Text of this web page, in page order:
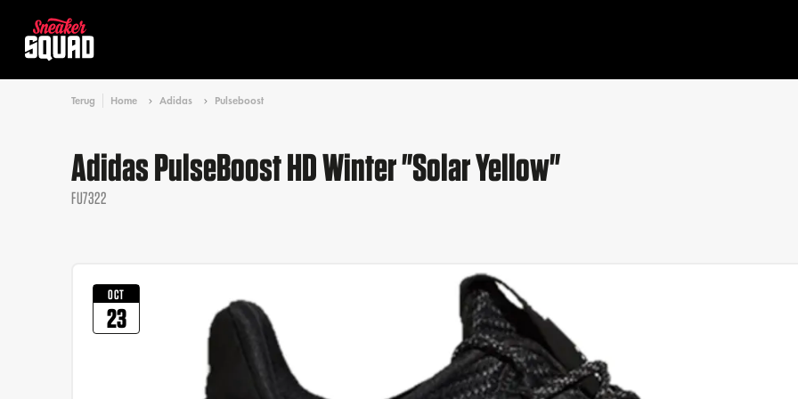
Terug Home Adidas Pulseboost
Adidas PulseBoost HD Winter "Solar Yellow"
FU7322
OCT
23